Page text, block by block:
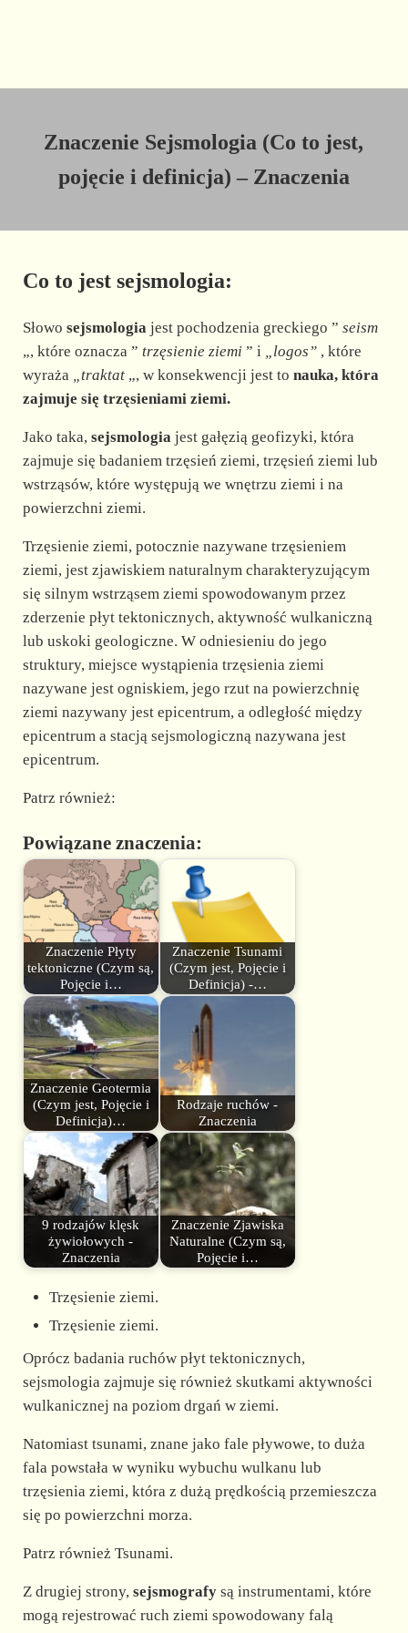
Znaczenie Sejsmologia (Co to jest,
pojęcie i definicja) – Znaczenia
Co to jest sejsmologia:
Słowo sejsmologiajest pochodzenia greckiego ” seism
„, które oznacza ” trzęsienie ziemi ” i „logos”, które
wyraża „traktat„, w konsekwencji jest to nauka, która
zajmuje się trzęsieniami ziemi.
Jako taka, sejsmologiajest gałęzią geofizyki, która
zajmuje się badaniem trzęsień ziemi, trzęsień ziemi lub
wstrząsów, które występują we wnętrzu ziemi i na
powierzchni ziemi.
Trzęsienie ziemi, potocznie nazywane trzęsieniem
ziemi, jest zjawiskiem naturalnym charakteryzującym
się silnym wstrząsem ziemi spowodowanym przez
zderzenie płyt tektonicznych, aktywność wulkaniczną
lub uskoki geologiczne. W odniesieniu do jego
struktury, miejsce wystąpienia trzęsienia ziemi
nazywane jest ogniskiem, jego rzut na powierzchnię
ziemi nazywany jest epicentrum, a odległość między
epicentrum a stacją sejsmologiczną nazywana jest
epicentrum.
Patrz również:
Powiązane znaczenia:
Znaczenie Płyty
tektoniczne (Czym są,
Pojęcie i…
Znaczenie Tsunami
(Czym jest, Pojęcie i
Definicja) -…
Znaczenie Geotermia
(Czym jest, Pojęcie i
Definicja)…
Rodzaje ruchów -
Znaczenia
9 rodzajów klęsk
żywiołowych -
Znaczenia
Znaczenie Zjawiska
Naturalne (Czym są,
Pojęcie i…
Trzęsienie ziemi.
Trzęsienie ziemi.
Oprócz badania ruchów płyt tektonicznych,
sejsmologia zajmuje się również skutkami aktywności
wulkanicznej na poziom drgań w ziemi.
Natomiast tsunami, znane jako fale pływowe, to duża
fala powstała w wyniku wybuchu wulkanu lub
trzęsienia ziemi, która z dużą prędkością przemieszcza
się po powierzchni morza.
Patrz również Tsunami.
Z drugiej strony, sejsmografysą instrumentami, które
mogą rejestrować ruch ziemi spowodowany falą